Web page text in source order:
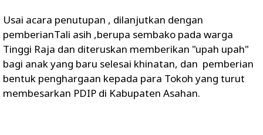
Usai acara penutupan , dilanjutkan dengan
pemberianTali asih ,berupa sembako pada warga
Tinggi Raja dan diteruskan memberikan "upah upah"
bagi anak yang baru selesai khinatan, dan pemberian
bentuk penghargaan kepada para Tokoh yang turut
membesarkan PDIP di Kabupaten Asahan.